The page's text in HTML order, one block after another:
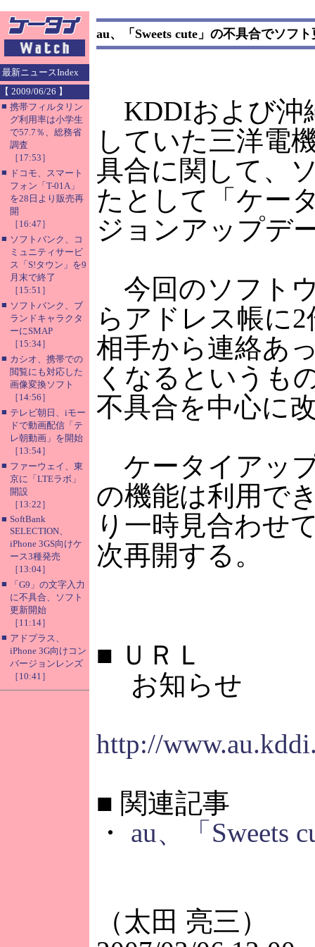
最新ニュースIndex
【 2009/06/26 】
■ 携帯フィルタリン
グ利用率は小学生
で57.7％、総務省
調査
［17:53］
■ ドコモ、スマート
フォン「T-01A」
を28日より販売再
開
［16:47］
■ ソフトバンク、コ
ミュニティサービ
ス「S!タウン」を9
月末で終了
［15:51］
■ ソフトバンク、ブ
ランドキャラクタ
ーにSMAP
［15:34］
■ カシオ、携帯での
閲覧にも対応した
画像変換ソフト
［14:56］
■ テレビ朝日、iモー
ドで動画配信「テ
レ朝動画」を開始
［13:54］
■ ファーウェイ、東
京に「LTEラボ」
開設
［13:22］
■ SoftBank
SELECTION、
iPhone 3GS向けケ
ース3種発売
［13:04］
■
「G9」の文字入力
に不具合、ソフト
更新開始
［11:14］
■ アドプラス、
iPhone 3G向けコン
バージョンレンズ
［10:41］
au、「Sweets cute」の不具合でソフ
KDDIおよび沖
していた三洋電
具合に関して、
たとして「ケー
ジョンアップデ
今回のソフト
らアドレス帳に
相手から連絡あ
くなるというも
不具合を中心に
ケータイアッ
の機能は利用で
り一時見合わせ
次再開する。
■ ＵＲＬ
お知らせ
http://
■ 関連記事
・ au、「Sweets
（太田 亮三）